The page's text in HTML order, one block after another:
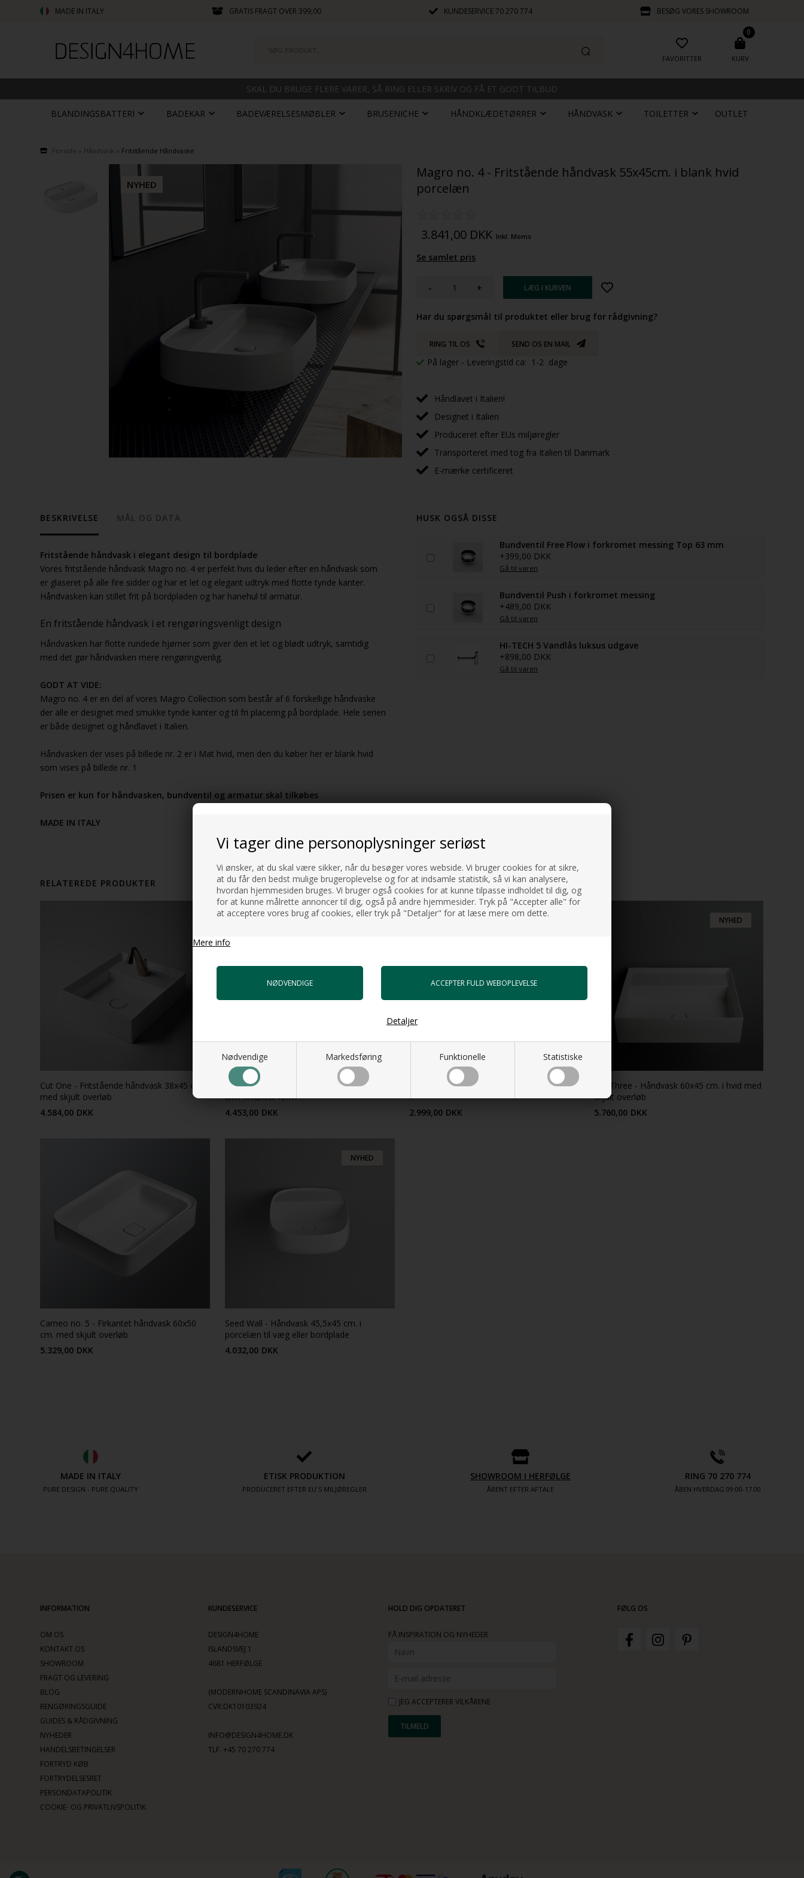
Vi tager dine personoplysninger seriøst
Vi ønsker, at du skal være sikker, når du besøger vores webside. Vi bruger cookies for at sikre,
at du får den bedst mulige brugeroplevelse og for at indsamle statistik, så vi kan analysere,
hvordan hjemmesiden bruges. Vi bruger også cookies for at kunne tilpasse indholdet til dig, og
for at kunne målrette annoncer til dig, også på andre hjemmesider. Tryk på "Accepter alle" for
at acceptere vores brug af cookies, eller tryk på "Detaljer" for at læse mere om dette.
Mere info
Nødvendige Markedsføring Funktionelle Statistiske
Detaljer
MADE IN ITALY GRATIS FRAGT OVER 399,00 KUNDESERVICE70 270 774 BESØG VORES SHOWROOM
FAVORITTER
0
KURV
SKAL DU BRUGE FLERE VARER, SÅ RING ELLER SKRIV OG FÅ ET GODT TILBUD
BLANDINGSBATTERI BADEKAR BADEVÆRELSESMØBLER BRUSENICHE HÅNDKLÆDETØRRER HÅNDVASK TOILETTER OUTLET
Forside Håndvask Fritstående Håndvaske
NYHED
Magro no. 4 - Fritstående håndvask 55x45cm. i blank hvid
porcelæn
3.841,00 DKK Inkl. Moms
Se samlet pris
- +
Har du spørgsmål til produktet eller brug for rådgivning?
RING TIL OS SEND OS EN MAIL
På lager - Leveringstid ca: 1-2 dage
Håndlavet i Italien!
Designet i Italien
Produceret efter EUs miljøregler
Transporteret med tog fra Italien til Danmark
E-mærke certificeret
BESKRIVELSE MÅL OG DATA
Fritstående håndvask i elegant design til bordplade
Vores fritstående håndvask Magro no. 4 er perfekt hvis du leder efter en håndvask som
er glaseret på alle fire sidder og har et let og elegant udtryk med flotte tynde kanter.
Håndvasken kan stillet frit på bordpladen og har hanehul til armatur.
En fritstående håndvask i et rengøringsvenligt design
Håndvasken har flotte rundede hjørner som giver den et let og blødt udtryk, samtidig
med det gør håndvasken mere rengøringvenlig.
GODT AT VIDE:
Magro no. 4 er en del af vores Magro Collection som består af 6 forskellige håndvaske
der alle er designet med smukke tynde kanter og til fri placering på bordplade. Hele serien
er både designet og håndlavet i Italien.
Håndvasken der vises på billede nr. 2 er i Mat hvid, men den du køber her er blank hvid
som vises på billede nr. 1
Prisen er kun for håndvasken, bundventil og armatur skal tilkøbes
MADE IN ITALY
HUSK OGSÅ DISSE
Bundventil Free Flow i forkromet messing Top 63 mm
+399,00 DKK
Gå til varen
Bundventil Push i forkromet messing
+489,00 DKK
Gå til varen
HI-TECH 5 Vandlås luksus udgave
+898,00 DKK
Gå til varen
RELATEREDE PRODUKTER
Cut One - Fritstående håndvask 38x45 cm.
med skjult overløb
4.584,00 DKK
Cameo no. 2 - Fritstående håndvask 40x50
cm.i firkantet form
4.453,00 DKK
Bahia 50 - Håndvask 50x36 i hvid porcelæn
2.999,00 DKK
NYHED
Cut Three - Håndvask 60x45 cm. i hvid med
skjult overløb
5.760,00 DKK
Cameo no. 5 - Firkantet håndvask 60x50
cm. med skjult overløb
5.329,00 DKK
NYHED
Seed Wall - Håndvask 45,5x45 cm. i
porcelæn til væg eller bordplade
4.032,00 DKK
MADE IN ITALY
PURE DESIGN - PURE QUALITY
ETISK PRODUKTION
PRODUCERET EFTER EU´S MILJØREGLER
SHOWROOM I HERFØLGE
ÅBENT EFTER AFTALE
RING 70 270 774
ÅBEN HVERDAG 09:00-17.00
INFORMATION
OM OS
KONTAKT OS
SHOWROOM
FRAGT OG LEVERING
BLOG
RENGØRINGSGUIDE
GUIDES & RÅDGIVNING
NYHEDER
HANDELSBETINGELSER
FORTRYD KØB
FORTRYDELSESRET
PERSONDATAPOLITIK
COOKIE- OG PRIVATLIVSPOLITIK
KUNDESERVICE
DESIGN4HOME
ISLANDSVEJ 1
4681 HERFØLGE
(MODERNHOME SCANDINAVIA APS)
CVR:DK10103924
INFO@DESIGN4HOME.DK
TLF. +45 70 270 774
HOLD DIG OPDATERET
FÅ INSPIRATION OG NYHEDER
JEG ACCEPTERER VILKÅRENE
FØLG OS